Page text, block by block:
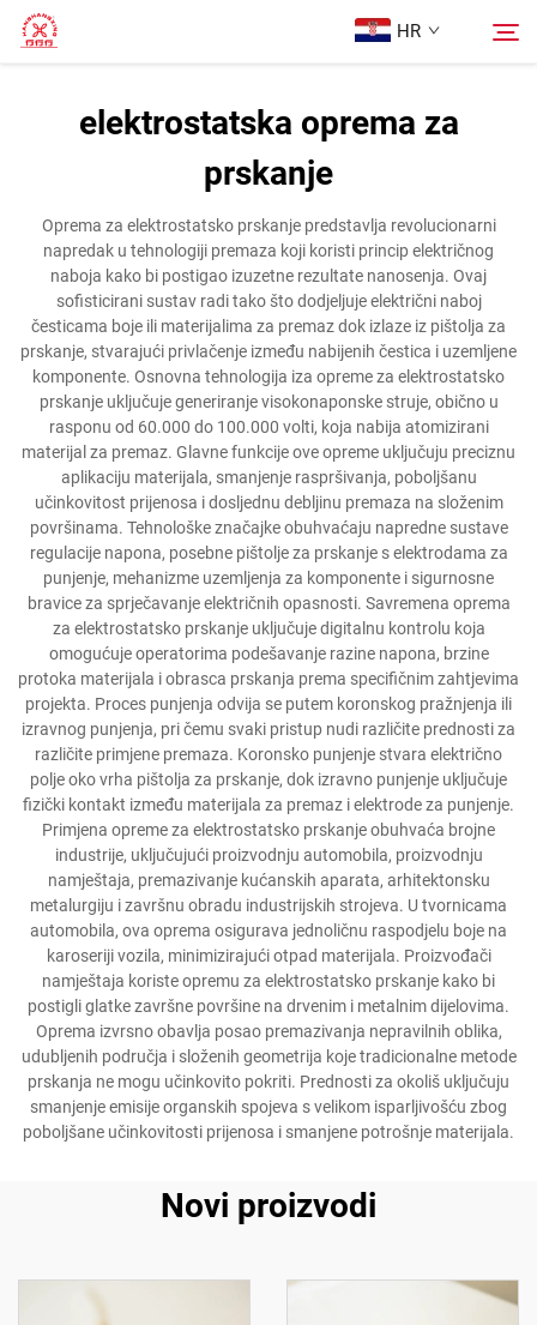
HR
Proizvodi
Više o nama
Slučajevi
Kontaktirajte Nas
elektrostatska oprema za
prskanje
Oprema za elektrostatsko prskanje predstavlja revolucionarni
napredak u tehnologiji premaza koji koristi princip električnog
naboja kako bi postigao izuzetne rezultate nanosenja. Ovaj
sofisticirani sustav radi tako što dodjeljuje električni naboj
česticama boje ili materijalima za premaz dok izlaze iz pištolja za
prskanje, stvarajući privlačenje između nabijenih čestica i uzemljene
komponente. Osnovna tehnologija iza opreme za elektrostatsko
prskanje uključuje generiranje visokonaponske struje, obično u
rasponu od 60.000 do 100.000 volti, koja nabija atomizirani
materijal za premaz. Glavne funkcije ove opreme uključuju preciznu
aplikaciju materijala, smanjenje raspršivanja, poboljšanu
učinkovitost prijenosa i dosljednu debljinu premaza na složenim
površinama. Tehnološke značajke obuhvaćaju napredne sustave
regulacije napona, posebne pištolje za prskanje s elektrodama za
punjenje, mehanizme uzemljenja za komponente i sigurnosne
bravice za sprječavanje električnih opasnosti. Savremena oprema
za elektrostatsko prskanje uključuje digitalnu kontrolu koja
omogućuje operatorima podešavanje razine napona, brzine
protoka materijala i obrasca prskanja prema specifičnim zahtjevima
projekta. Proces punjenja odvija se putem koronskog pražnjenja ili
izravnog punjenja, pri čemu svaki pristup nudi različite prednosti za
različite primjene premaza. Koronsko punjenje stvara električno
polje oko vrha pištolja za prskanje, dok izravno punjenje uključuje
fizički kontakt između materijala za premaz i elektrode za punjenje.
Primjena opreme za elektrostatsko prskanje obuhvaća brojne
industrije, uključujući proizvodnju automobila, proizvodnju
namještaja, premazivanje kućanskih aparata, arhitektonsku
metalurgiju i završnu obradu industrijskih strojeva. U tvornicama
automobila, ova oprema osigurava jednoličnu raspodjelu boje na
karoseriji vozila, minimizirajući otpad materijala. Proizvođači
namještaja koriste opremu za elektrostatsko prskanje kako bi
postigli glatke završne površine na drvenim i metalnim dijelovima.
Oprema izvrsno obavlja posao premazivanja nepravilnih oblika,
udubljenih područja i složenih geometrija koje tradicionalne metode
prskanja ne mogu učinkovito pokriti. Prednosti za okoliš uključuju
smanjenje emisije organskih spojeva s velikom isparljivošću zbog
poboljšane učinkovitosti prijenosa i smanjene potrošnje materijala.
Novi proizvodi